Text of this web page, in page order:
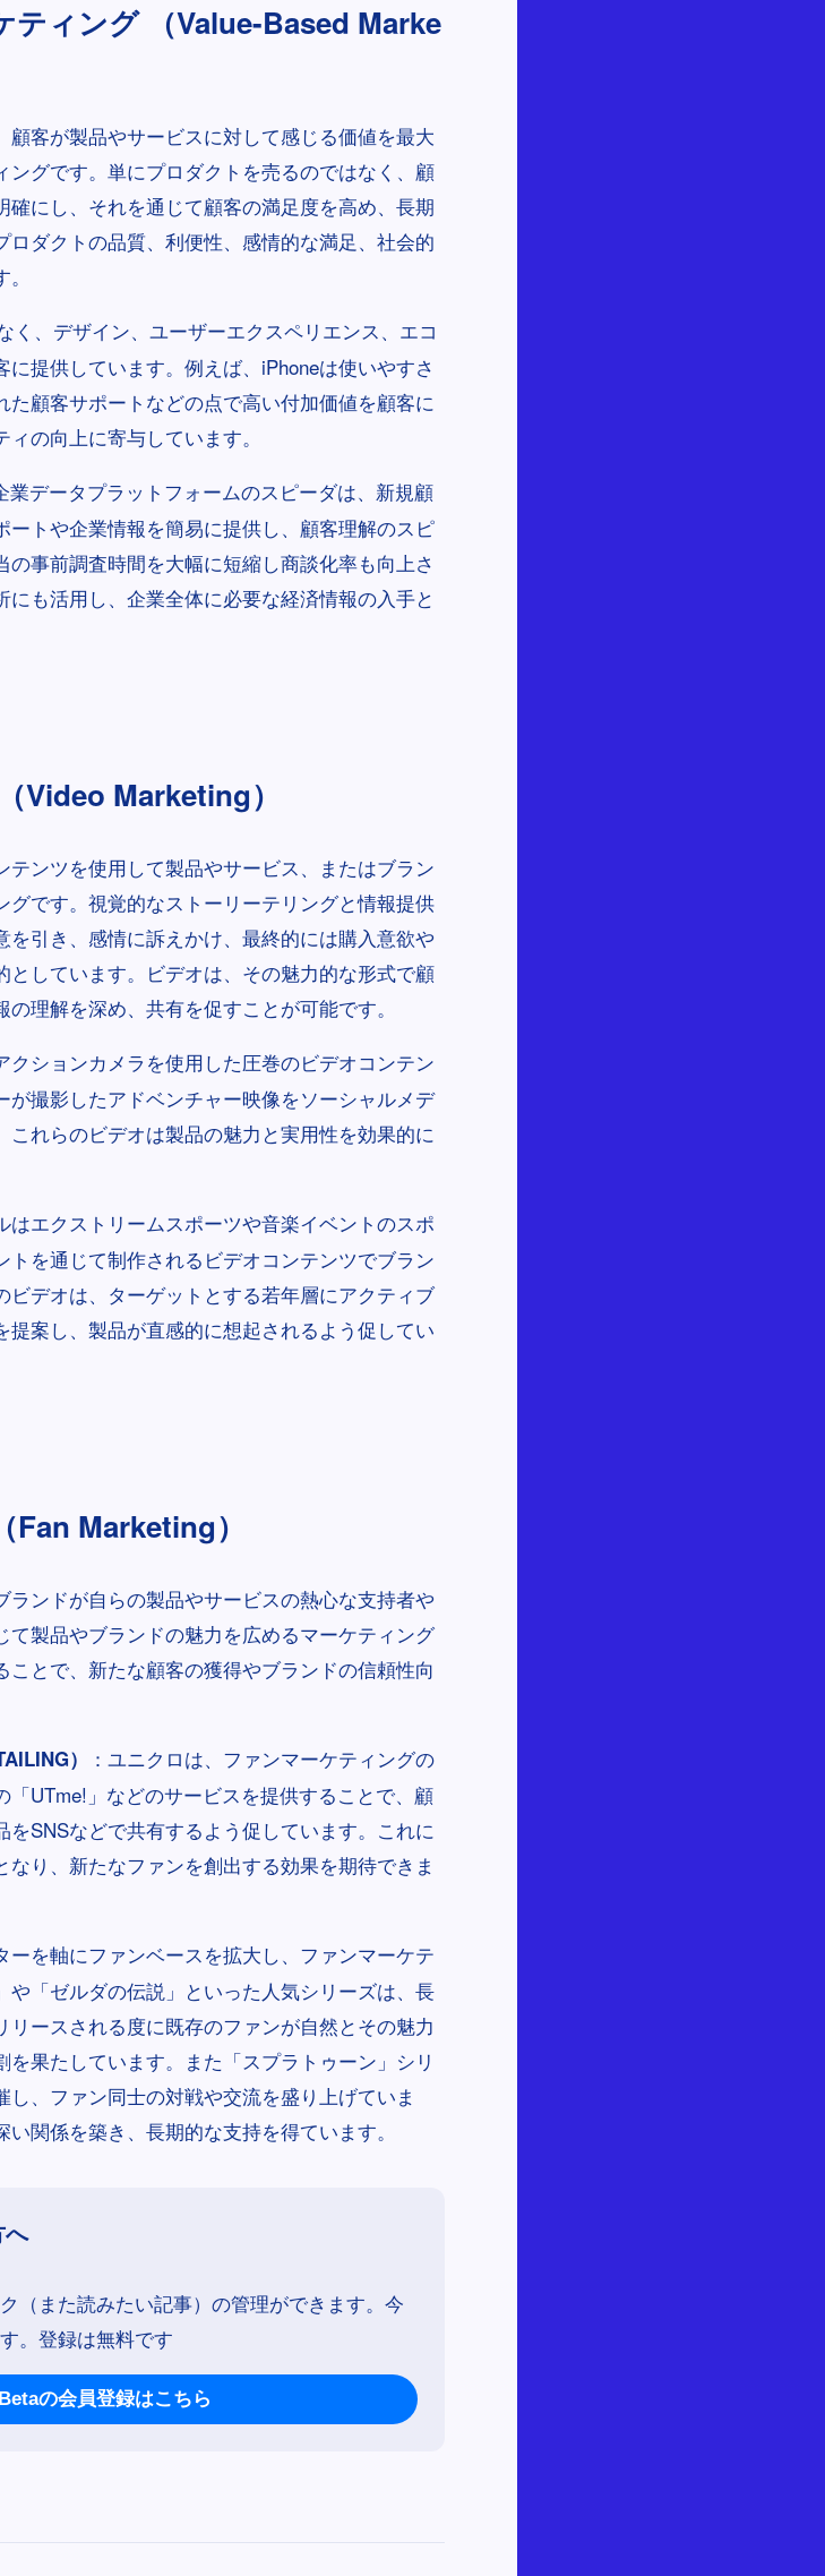
ティング （Value-Based Marke
客が製品やサービスに対して感じる価値を最大
グです。単にプロダクトを売るのではなく、顧
にし、それを通じて顧客の満足度を高め、長期
ダクトの品質、利便性、感情的な満足、社会的
く、デザイン、ユーザーエクスペリエンス、エコ
提供しています。例えば、iPhoneは使いやすさ
顧客サポートなどの点で高い付加価値を顧客に
の向上に寄与しています。
業データプラットフォームのスピーダは、新規顧
トや企業情報を簡易に提供し、顧客理解のスピ
事前調査時間を大幅に短縮し商談化率も向上さ
も活用し、企業全体に必要な経済情報の入手と
Video Marketing）
テンツを使用して製品やサービス、またはブラン
グです。視覚的なストーリーテリングと情報提供
引き、感情に訴えかけ、最終的には購入意欲や
しています。ビデオは、その魅力的な形式で顧
理解を深め、共有を促すことが可能です。
クションカメラを使用した圧巻のビデオコンテン
撮影したアドベンチャー映像をソーシャルメデ
これらのビデオは製品の魅力と実用性を効果的に
はエクストリームスポーツや音楽イベントのスポ
を通じて制作されるビデオコンテンツでブラン
ビデオは、ターゲットとする若年層にアクティブ
案し、製品が直感的に想起されるよう促してい
Marketing）
ンドが自らの製品やサービスの熱心な支持者や
製品やブランドの魅力を広めるマーケティング
とで、新たな顧客の獲得やブランドの信頼性向
）
：ユニクロは、ファンマーケティングの
UTme!」などのサービスを提供することで、顧
SNSなどで共有するよう促しています。これに
り、新たなファンを創出する効果を期待できま
ーを軸にファンベースを拡大し、ファンマーケテ
や「ゼルダの伝説」といった人気シリーズは、長
ースされる度に既存のファンが自然とその魅力
果たしています。また「スプラトゥーン」シリ
、ファン同士の対戦や交流を盛り上げていま
関係を築き、長期的な支持を得ています。
（また読みたい記事）の管理ができます。今
。登録は無料です
の会員登録はこちら